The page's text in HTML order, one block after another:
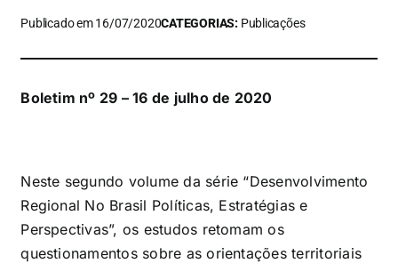
Publicado em 16/07/2020CATEGORIAS: Publicações
Boletim nº 29 – 16 de julho de 2020
Neste segundo volume da série “Desenvolvimento
Regional No Brasil Políticas, Estratégias e
Perspectivas”, os estudos retomam os
questionamentos sobre as orientações territoriais